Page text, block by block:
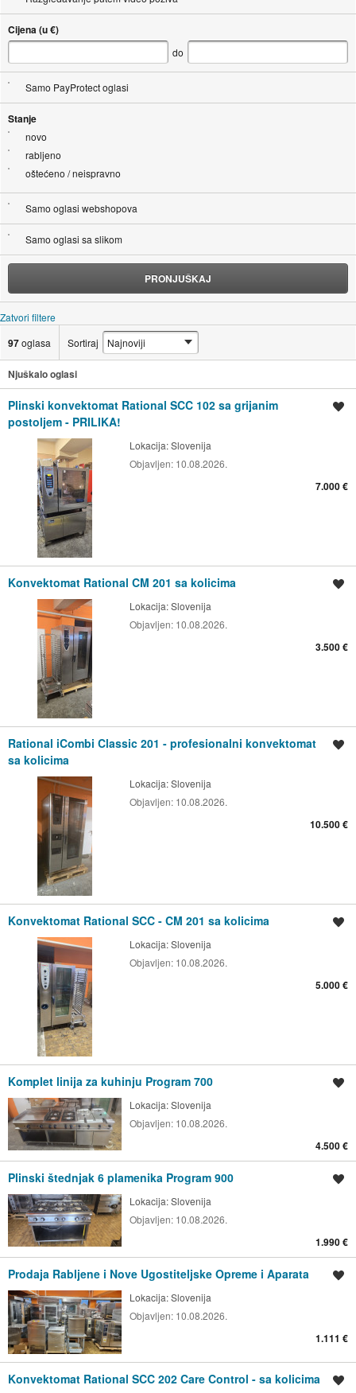
Cijena (u €)
do
Samo PayProtect oglasi
Stanje
novo
rabljeno
oštećeno / neispravno
Samo oglasi webshopova
Samo oglasi sa slikom
PRONJUŠKAJ
Zatvori filtere
97oglasa Sortiraj
Njuškalo oglasi
Plinski konvektomat Rational SCC 102 sa grijanim
postoljem - PRILIKA!
Lokacija:Slovenija
Objavljen: 10.08.2026.
7.000 €
Konvektomat Rational CM 201 sa kolicima
Lokacija:Slovenija
Objavljen: 10.08.2026.
3.500 €
Rational iCombi Classic 201 - profesionalni konvektomat
sa kolicima
Lokacija:Slovenija
Objavljen: 10.08.2026.
10.500 €
Konvektomat Rational SCC - CM 201 sa kolicima
Lokacija:Slovenija
Objavljen: 10.08.2026.
5.000 €
Komplet linija za kuhinju Program 700
Lokacija:Slovenija
Objavljen: 10.08.2026.
4.500 €
Plinski štednjak 6 plamenika Program 900
Lokacija:Slovenija
Objavljen: 10.08.2026.
1.990 €
Prodaja Rabljene i Nove Ugostiteljske Opreme i Aparata
Lokacija:Slovenija
Objavljen: 10.08.2026.
1.111 €
Konvektomat Rational SCC 202 Care Control - sa kolicima